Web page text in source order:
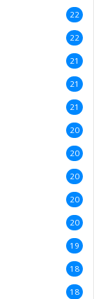
22
22
21
21
21
20
20
20
20
20
19
18
18